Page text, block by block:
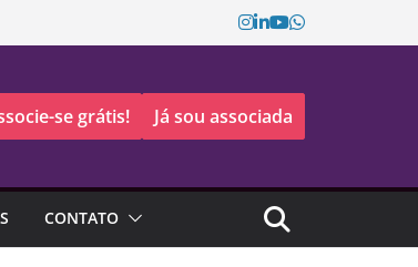
se grátis! Já sou associada
CONTATO